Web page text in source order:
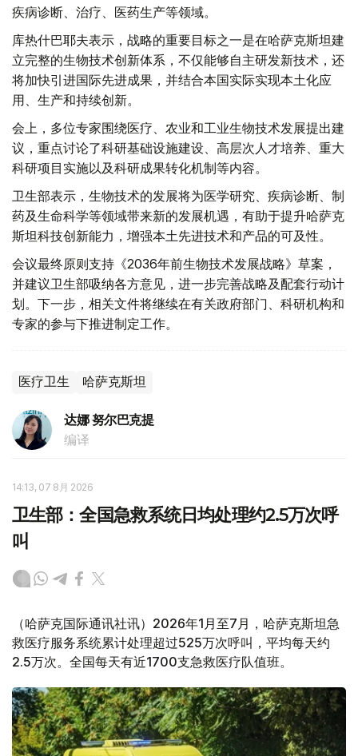
疾病诊断、治疗、医药生产等领域。
库热什巴耶夫表示，战略的重要目标之一是在哈萨克斯坦建
立完整的生物技术创新体系，不仅能够自主研发新技术，还
将加快引进国际先进成果，并结合本国实际实现本土化应
用、生产和持续创新。
会上，多位专家围绕医疗、农业和工业生物技术发展提出建
议，重点讨论了科研基础设施建设、高层次人才培养、重大
科研项目实施以及科研成果转化机制等内容。
卫生部表示，生物技术的发展将为医学研究、疾病诊断、制
药及生命科学等领域带来新的发展机遇，有助于提升哈萨克
斯坦科技创新能力，增强本土先进技术和产品的可及性。
会议最终原则支持《2036年前生物技术发展战略》草案，
并建议卫生部吸纳各方意见，进一步完善战略及配套行动计
划。下一步，相关文件将继续在有关政府部门、科研机构和
专家的参与下推进制定工作。
医疗卫生 哈萨克斯坦
达娜 努尔巴克提
编译
14:13, 07 8月 2026
卫生部：全国急救系统日均处理约2.5万次呼
叫
（哈萨克国际通讯社讯）2026年1月至7月，哈萨克斯坦急
救医疗服务系统累计处理超过525万次呼叫，平均每天约
2.5万次。全国每天有近1700支急救医疗队值班。